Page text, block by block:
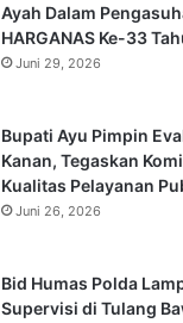
Ayah Dalam
HARGANAS Ke-33
Juni 29, 2026
Bupati Ayu Pimpin
Kanan, Tegaskan
Kualitas Pelayanan
Juni 26, 2026
Bid Humas Polda
Supervisi di Tulang